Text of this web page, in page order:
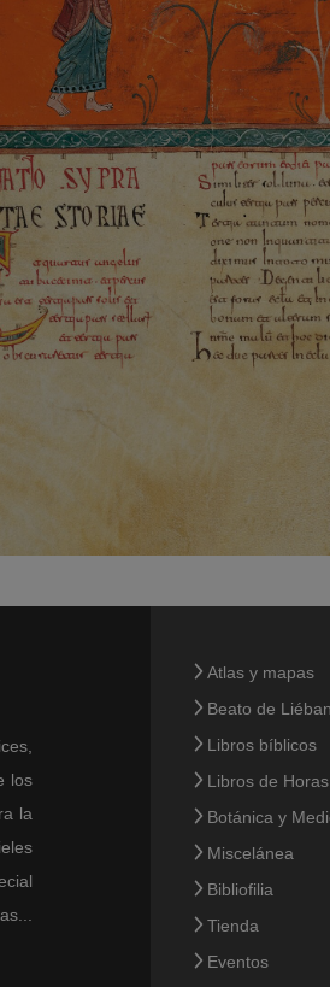
los
la
Atlas y mapas
Beato de
Libros bíblicos
Libros de Horas
Botánica y
Miscelánea
Bibliofilia
Tienda
Eventos